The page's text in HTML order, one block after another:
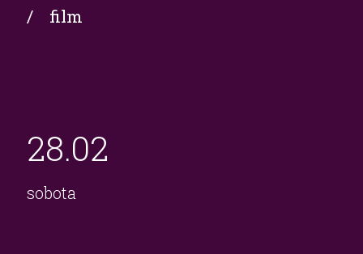
/ film
28.02
sobota